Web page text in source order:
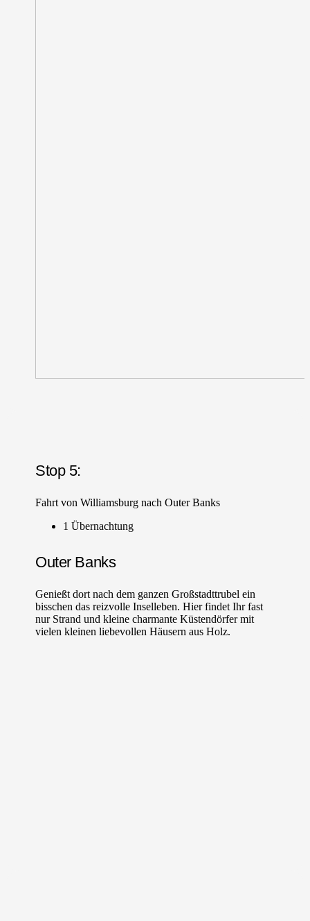
Stop 5:
Fahrt von Williamsburg nach Outer Banks
1 Übernachtung
Outer Banks
Genießt dort nach dem ganzen Großstadttrubel ein
bisschen das reizvolle Inselleben. Hier findet Ihr fast
nur Strand und kleine charmante Küstendörfer mit
vielen kleinen liebevollen Häusern aus Holz.